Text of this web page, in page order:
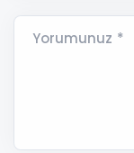
Yorumunuz *